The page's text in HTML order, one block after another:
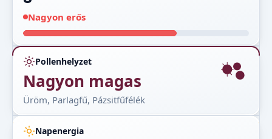
Nagyon erős
Pollenhelyzet
Nagyon magas
Üröm, Parlagfű, Pázsitfűfélék
Napenergia